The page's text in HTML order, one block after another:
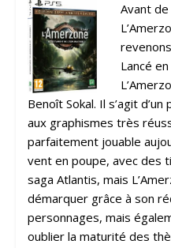
Avant
Lancé
Benoît Sokal. Il s’agit
aux graphismes très
parfaitement jouable
vent en poupe, avec des
saga Atlantis, mais
démarquer grâce à son
personnages, mais
oublier la maturité des